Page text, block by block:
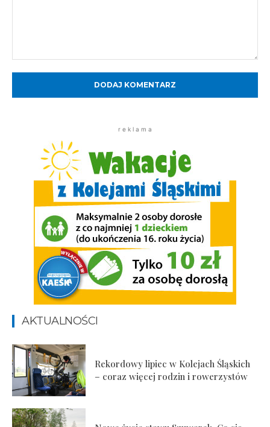
r e k l a m a
AKTUALNOŚCI
Rekordowy lipiec w Kolejach Śląskich
– coraz więcej rodzin i rowerzystów